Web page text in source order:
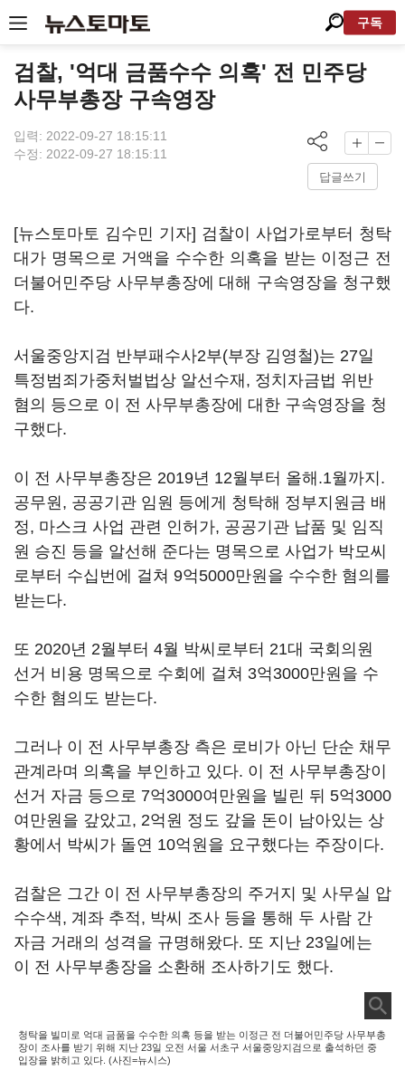
구독
검찰, '억대 금품수수 의혹' 전 민주당
사무부총장 구속영장
입력: 2022-09-27 18:15:11
수정: 2022-09-27 18:15:11
답글쓰기
[뉴스토마토 김수민 기자] 검찰이 사업가로부터 청탁
대가 명목으로 거액을 수수한 의혹을 받는 이정근 전
더불어민주당 사무부총장에 대해 구속영장을 청구했
다.
서울중앙지검 반부패수사2부(부장 김영철)는 27일
특정범죄가중처벌법상 알선수재, 정치자금법 위반
혐의 등으로 이 전 사무부총장에 대한 구속영장을 청
구했다.
이 전 사무부총장은 2019년 12월부터 올해.1월까지.
공무원, 공공기관 임원 등에게 청탁해 정부지원금 배
정, 마스크 사업 관련 인허가, 공공기관 납품 및 임직
원 승진 등을 알선해 준다는 명목으로 사업가 박모씨
로부터 수십번에 걸쳐 9억5000만원을 수수한 혐의를
받는다.
또 2020년 2월부터 4월 박씨로부터 21대 국회의원
선거 비용 명목으로 수회에 걸쳐 3억3000만원을 수
수한 혐의도 받는다.
그러나 이 전 사무부총장 측은 로비가 아닌 단순 채무
관계라며 의혹을 부인하고 있다. 이 전 사무부총장이
선거 자금 등으로 7억3000여만원을 빌린 뒤 5억3000
여만원을 갚았고, 2억원 정도 갚을 돈이 남아있는 상
황에서 박씨가 돌연 10억원을 요구했다는 주장이다.
검찰은 그간 이 전 사무부총장의 주거지 및 사무실 압
수수색, 계좌 추적, 박씨 조사 등을 통해 두 사람 간
자금 거래의 성격을 규명해왔다. 또 지난 23일에는
이 전 사무부총장을 소환해 조사하기도 했다.
청탁을 빌미로 억대 금품을 수수한 의혹 등을 받는 이정근 전 더불어민주당 사무부총
장이 조사를 받기 위해 지난 23일 오전 서울 서초구 서울중앙지검으로 출석하던 중
입장을 밝히고 있다. (사진=뉴시스)